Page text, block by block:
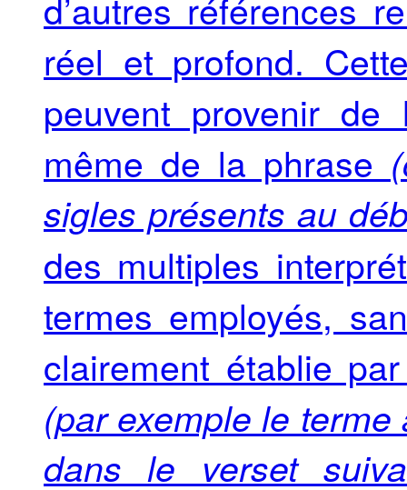
réel et profond.
peuvent provenir de
même de la phrase
sigles présents au
des multiples
termes employés,
clairement établie
(par exemple le
dans le verset